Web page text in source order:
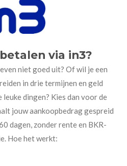
via in3?
niet goed uit? Of wil je een
in drie termijnen en geld
dingen? Kies dan voor de
jouw aankoopbedrag gespreid
dagen, zonder rente en BKR-
Hoe het werkt: